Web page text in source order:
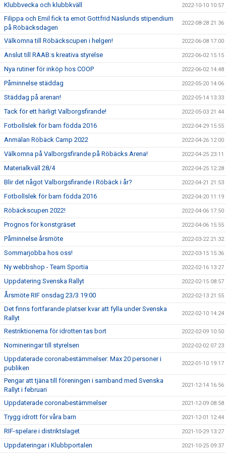
Klubbvecka och klubbkväll 2022-10-10 10:57
Filippa och Emil fick ta emot Gottfrid Näslunds stipendium
på Röbäcksdagen
2022-08-28 21:36
Välkomna till Röbäckscupen i helgen! 2022-06-08 17:00
Anslut till RAAB:s kreativa styrelse 2022-06-02 15:15
Nya rutiner för inköp hos COOP 2022-06-02 14:48
Påminnelse städdag 2022-05-20 14:06
Städdag på arenan! 2022-05-14 13:33
Tack för ett härligt Valborgsfirande! 2022-05-03 21:44
Fotbollslek för barn födda 2016 2022-04-29 15:55
Anmälan Röbäck Camp 2022 2022-04-26 12:00
Välkomna på Valborgsfirande på Röbäcks Arena! 2022-04-25 23:11
Materialkväll 28/4 2022-04-25 12:28
Blir det något Valborgsfirande i Röbäck i år? 2022-04-21 21:53
Fotbollslek för barn födda 2016 2022-04-20 11:19
Röbäckscupen 2022! 2022-04-06 17:50
Prognos för konstgräset 2022-04-06 15:55
Påminnelse årsmöte 2022-03-22 21:32
Sommarjobba hos oss! 2022-03-15 15:36
Ny webbshop - Team Sportia 2022-02-16 13:27
Uppdatering Svenska Rallyt 2022-02-15 08:57
Årsmöte RIF onsdag 23/3 19:00 2022-02-13 21:55
Det finns fortfarande platser kvar att fylla under Svenska
Rallyt
2022-02-10 14:24
Restriktionerna för idrotten tas bort 2022-02-09 10:50
Nomineringar till styrelsen 2022-02-02 07:23
Uppdaterade coronabestämmelser: Max 20 personer i
publiken
2022-01-10 19:17
Pengar att tjäna till föreningen i samband med Svenska
Rallyt i februari
2021-12-14 16:56
Uppdaterade coronabestämmelser 2021-12-09 08:58
Trygg idrott för våra barn 2021-12-01 12:44
RIF-spelare i distriktslaget 2021-10-29 13:27
Uppdateringar i Klubbportalen 2021-10-25 09:37